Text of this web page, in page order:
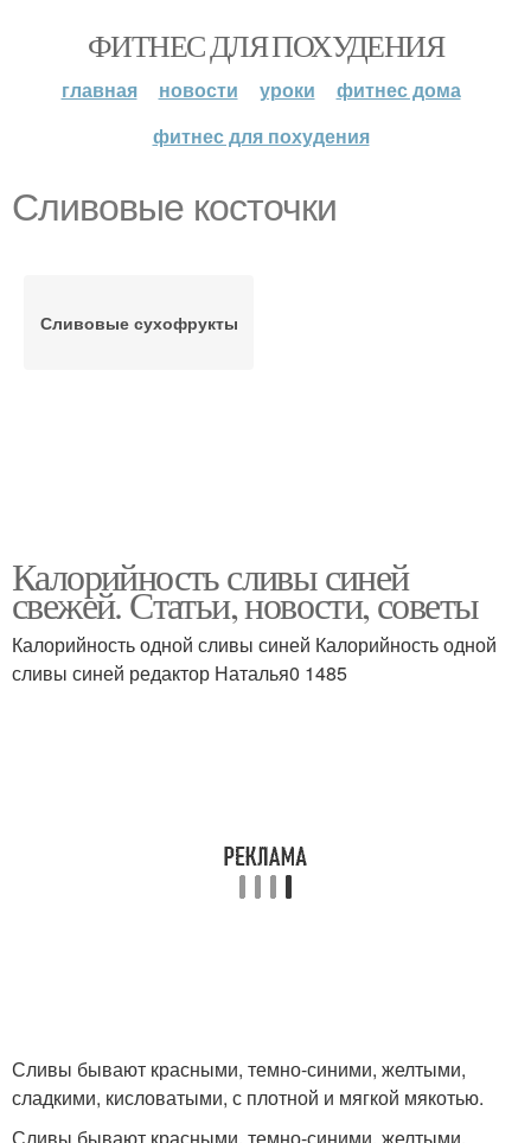
ФИТНЕС ДЛЯ ПОХУДЕНИЯ
главная новости уроки
фитнес дома
фитнес для похудения
Сливовые косточки
Сливовые сухофрукты
Калорийность сливы синей
свежей. Статьи, новости, советы
Калорийность одной сливы синей Калорийность одной
сливы синей редактор Наталья0 1485
Сливы бывают красными, темно-синими, желтыми,
сладкими, кисловатыми, с плотной и мягкой мякотью.